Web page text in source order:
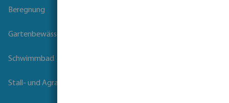
Beregnung
Gartenbewässerung
Schwimmbad
Stall- und Agrartechnik